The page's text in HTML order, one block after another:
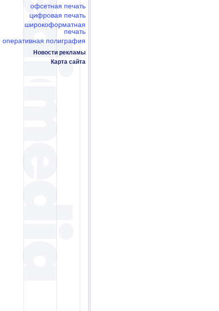
офсетная печать
цифровая печать
широкоформатная
печать
оперативная полиграфия
Новости рекламы
Карта сайта